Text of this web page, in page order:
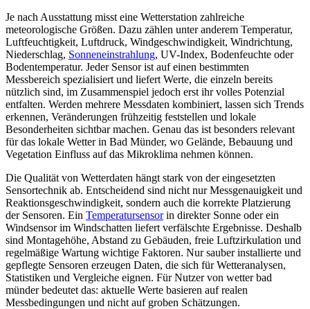
Je nach Ausstattung misst eine Wetterstation zahlreiche
meteorologische Größen. Dazu zählen unter anderem Temperatur,
Luftfeuchtigkeit, Luftdruck, Windgeschwindigkeit, Windrichtung,
Niederschlag, Sonneneinstrahlung, UV-Index, Bodenfeuchte oder
Bodentemperatur. Jeder Sensor ist auf einen bestimmten
Messbereich spezialisiert und liefert Werte, die einzeln bereits
nützlich sind, im Zusammenspiel jedoch erst ihr volles Potenzial
entfalten. Werden mehrere Messdaten kombiniert, lassen sich Trends
erkennen, Veränderungen frühzeitig feststellen und lokale
Besonderheiten sichtbar machen. Genau das ist besonders relevant
für das lokale Wetter in Bad Münder, wo Gelände, Bebauung und
Vegetation Einfluss auf das Mikroklima nehmen können.
Die Qualität von Wetterdaten hängt stark von der eingesetzten
Sensortechnik ab. Entscheidend sind nicht nur Messgenauigkeit und
Reaktionsgeschwindigkeit, sondern auch die korrekte Platzierung
der Sensoren. Ein Temperatursensorin direkter Sonne oder ein
Windsensor im Windschatten liefert verfälschte Ergebnisse. Deshalb
sind Montagehöhe, Abstand zu Gebäuden, freie Luftzirkulation und
regelmäßige Wartung wichtige Faktoren. Nur sauber installierte und
gepflegte Sensoren erzeugen Daten, die sich für Wetteranalysen,
Statistiken und Vergleiche eignen. Für Nutzer von wetter bad
münder bedeutet das: aktuelle Werte basieren auf realen
Messbedingungen und nicht auf groben Schätzungen.